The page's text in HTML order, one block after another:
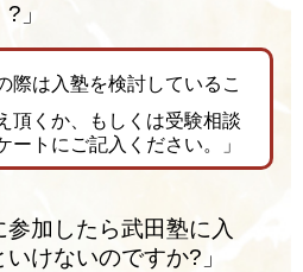
」
際は入塾を検討しているこ
頂くか、もしくは受験相談
ートにご記入ください。」
参加したら武田塾に入
けないのですか?」